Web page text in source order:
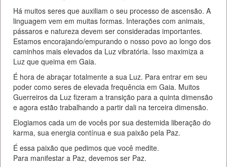
Há muitos seres que auxiliam o seu processo de ascensão. A
linguagem vem em muitas formas. Interações com animais,
pássaros e natureza devem ser consideradas importantes.
Estamos encorajando/empurando o nosso povo ao longo dos
caminhos mais elevados da Luz vibratória. Isso maximiza a
Luz que queima em Gaia.
É hora de abraçar totalmente a sua Luz. Para entrar em seu
poder como seres de elevada frequência em Gaia. Muitos
Guerreiros da Luz fizeram a transição para a quinta dimensão
e agora estão trabalhando a partir dali na terceira dimensão.
Elogiamos cada um de vocês por sua destemida liberação do
karma, sua energia contínua e sua paixão pela Paz.
É essa paixão que pedimos que você medite.
Para manifestar a Paz, devemos ser Paz.